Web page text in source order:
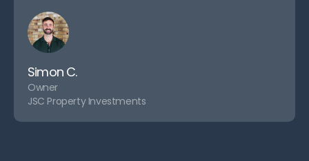
Simon C.
Owner
JSC Property Investments